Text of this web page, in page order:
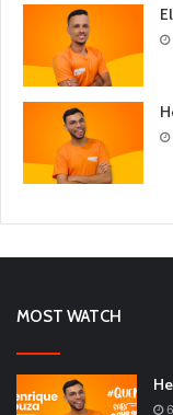
MOST WATCH